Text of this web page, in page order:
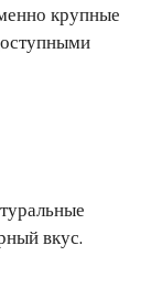
крупные
вкус.